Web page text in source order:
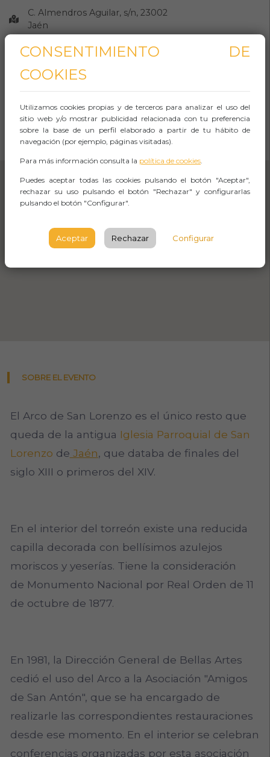
SOBRE EL EVENTO
El Arco de San Lorenzo es el único resto que
queda de la antigua Iglesia Parroquial de San
Lorenzo de Jaén, que databa de finales del
siglo XIII o primeros del XIV.
En el interior del torreón existe una reducida
capilla decorada con bellísimos azulejos
moriscos y yeserías. Tiene la consideración
de Monumento Nacional por Real Orden de 11
de octubre de 1877.
En 1981, la Dirección General de Bellas Artes
cedió el uso del Arco a la Asociación "Amigos
de San Antón", que se ha encargado de
realizarle las correspondientes restauraciones
desde ese momento. En el interior se celebran
conferencias organizadas por esta asociación
C. Almendros Aguilar, s/n, 23002
Jaén
JAEN
Observaciones
CÓMO LLEGAR
CONSENTIMIENTO DE
COOKIES
Utilizamos cookies propias y de terceros para analizar el uso del
sitio web y/o mostrar publicidad relacionada con tu preferencia
sobre la base de un perfil elaborado a partir de tu hábito de
navegación (por ejemplo, páginas visitadas).
Para más información consulta la política de cookies.
Puedes aceptar todas las cookies pulsando el botón "Aceptar",
rechazar su uso pulsando el botón "Rechazar" y configurarlas
pulsando el botón "Configurar".
Aceptar Rechazar Configurar